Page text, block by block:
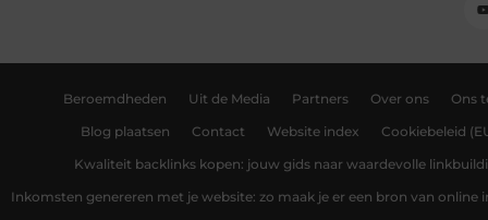
Beroemdheden Uit de Media Partners Over ons Ons
Blog plaatsen Contact Website index Cookiebeleid
Kwaliteit backlinks kopen: jouw gids naar waardevolle
Inkomsten genereren met je website: zo maak je er een bron van online